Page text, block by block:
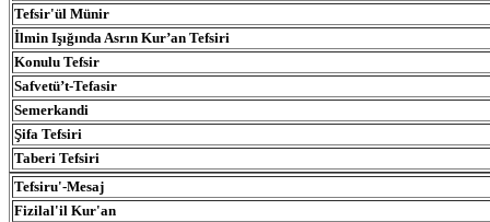
Tefsir'ül Münir
İlmin Işığında Asrın Kur’an Tefsiri
Konulu Tefsir
Safvetü’t-Tefasir
Semerkandi
Şifa Tefsiri
Taberi Tefsiri
Tefsiru'-Mesaj
Fizilal'il Kur'an